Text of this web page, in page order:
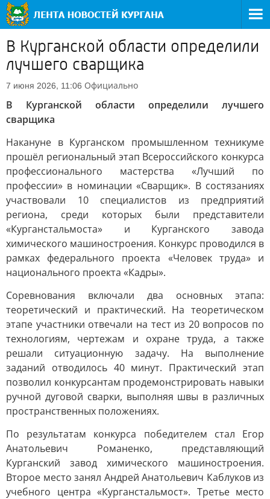
В Курганской области определили
лучшего сварщика
7 июня 2026, 11:06 Официально
В Курганской области определили лучшего
сварщика
Накануне в Курганском промышленном техникуме
прошёл региональный этап Всероссийского конкурса
профессионального мастерства «Лучший по
профессии» в номинации «Сварщик». В состязаниях
участвовали 10 специалистов из предприятий
региона, среди которых были представители
«Курганстальмоста» и Курганского завода
химического машиностроения. Конкурс проводился в
рамках федерального проекта «Человек труда» и
национального проекта «Кадры».
Соревнования включали два основных этапа:
теоретический и практический. На теоретическом
этапе участники отвечали на тест из 20 вопросов по
технологиям, чертежам и охране труда, а также
решали ситуационную задачу. На выполнение
заданий отводилось 40 минут. Практический этап
позволил конкурсантам продемонстрировать навыки
ручной дуговой сварки, выполняя швы в различных
пространственных положениях.
По результатам конкурса победителем стал Егор
Анатольевич Романенко, представляющий
Курганский завод химического машиностроения.
Второе место занял Андрей Анатольевич Каблуков из
учебного центра «Курганстальмост». Третье место